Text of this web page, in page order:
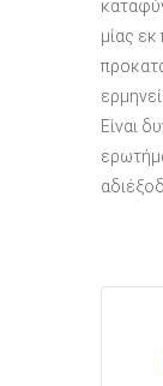
μίας
Είναι